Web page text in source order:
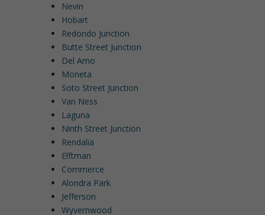
Nevin
Hobart
Redondo Junction
Butte Street Junction
Del Amo
Moneta
Soto Street Junction
Van Ness
Laguna
Ninth Street Junction
Rendalia
Elftman
Commerce
Alondra Park
Jefferson
Wyvernwood